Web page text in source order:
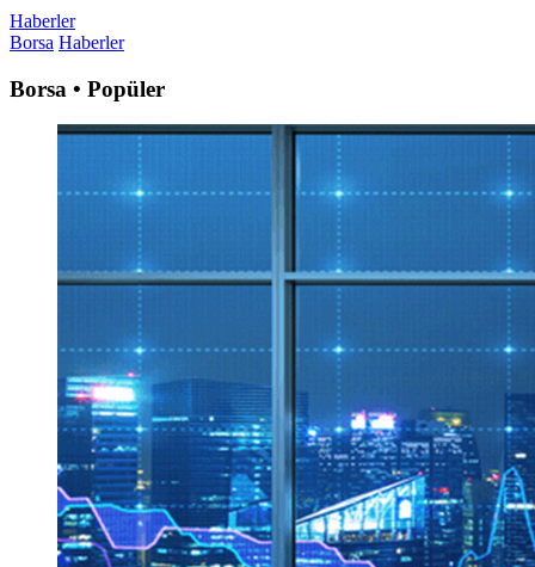
Haberler
Borsa Haberler
Borsa • Popüler